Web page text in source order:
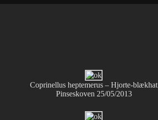
Coprinellus heptemerus – Hjorte-blækhat
Pinseskoven 25/05/2013